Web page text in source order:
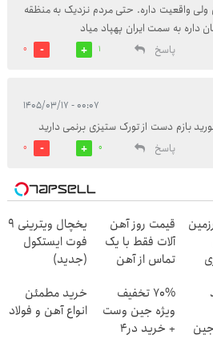
واقعیت داره. حتی مردم نزدیک به منظقه
داره به سمت ایران پهپاد میاد
پاسخ
1
0
۰۰:۰۷ - ۱۴۰۵/۰۳/۱۷
بازم دست از تورک ستیزی برنمی دارید
پاسخ
0
0
قیمت روز آهن
آلات فقط با یک
تماس از آهن
یخچال ویترینی 9
فوت ایستکول
(جدید)
70% تخفیف
ویژه جین وست
+ خرید در4
خرید مطمئن
انواع آهن و فولاد